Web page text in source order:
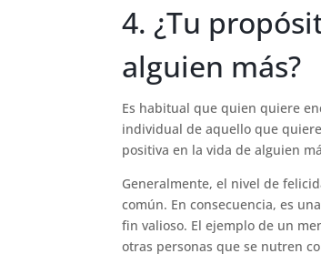
4. ¿Tu
alguien más?
Es habitual que quien quiere
individual de aquello que
positiva en la vida de alguien
Generalmente, el nivel de
común. En consecuencia, es
fin valioso. El ejemplo de un
otras personas que se nutren